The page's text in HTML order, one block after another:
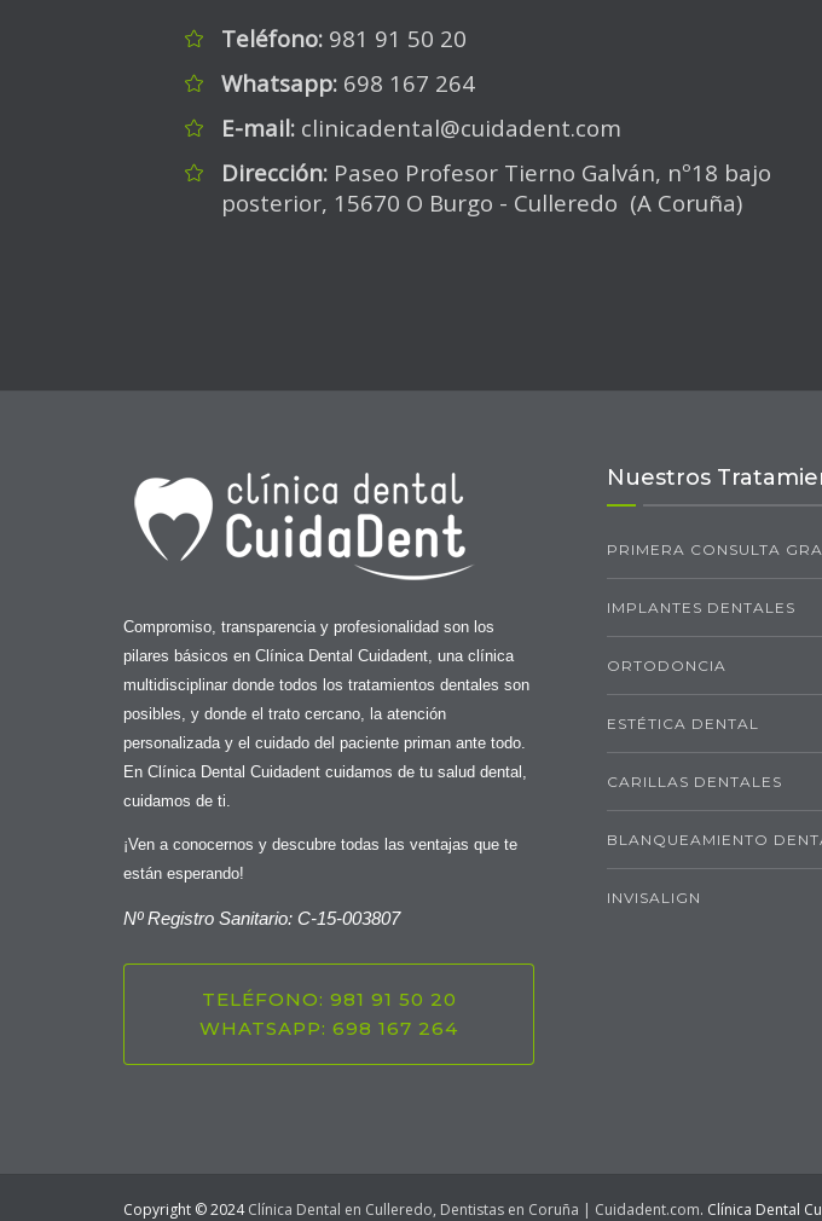
Teléfono: 981 91 50 20
Whatsapp: 698 167 264
E-mail: clinicadental@cuidadent.com
Dirección: Paseo Profesor Tierno Galván, nº18 bajo
posterior, 15670 O Burgo - Culleredo (A Coruña)
Compromiso, transparencia y profesionalidad son los
pilares básicos en Clínica Dental Cuidadent, una clínica
multidisciplinar donde todos los tratamientos dentales son
posibles, y donde el trato cercano, la atención
personalizada y el cuidado del paciente priman ante todo.
En Clínica Dental Cuidadent cuidamos de tu salud dental,
cuidamos de ti.
¡Ven a conocernos y descubre todas las ventajas que te
están esperando!
Nº Registro Sanitario: C-15-003807
TELÉFONO: 981 91 50 20
WHATSAPP: 698 167 264
Nuestros
PRIMERA CONSULTA
IMPLANTES DENTALES
ORTODONCIA
ESTÉTICA DENTAL
CARILLAS DENTALES
BLANQUEAMIENTO
INVISALIGN
Copyright © 2024Clínica Dental en Culleredo, Dentistas en Coruña | Cuidadent.com. Clínica Dental